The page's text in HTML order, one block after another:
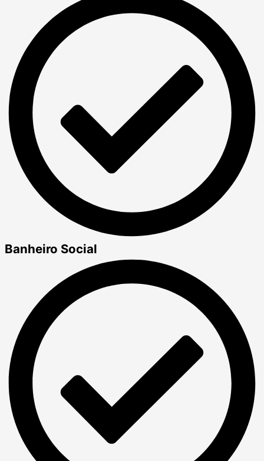
Banheiro Social